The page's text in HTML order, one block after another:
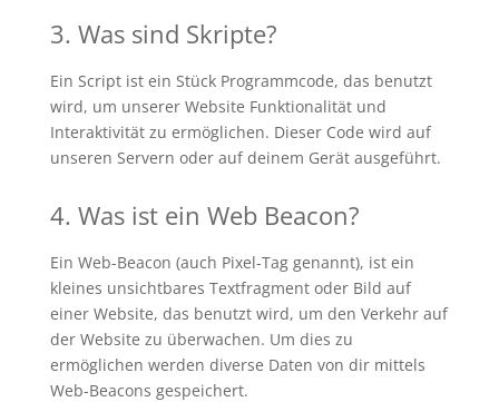
3. Was sind Skripte?
Ein Script ist ein Stück Programmcode, das benutzt
wird, um unserer Website Funktionalität und
Interaktivität zu ermöglichen. Dieser Code wird auf
unseren Servern oder auf deinem Gerät ausgeführt.
4. Was ist ein Web Beacon?
Ein Web-Beacon (auch Pixel-Tag genannt), ist ein
kleines unsichtbares Textfragment oder Bild auf
einer Website, das benutzt wird, um den Verkehr auf
der Website zu überwachen. Um dies zu
ermöglichen werden diverse Daten von dir mittels
Web-Beacons gespeichert.